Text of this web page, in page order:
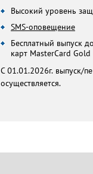
Высокий уровень
SMS-оповещение
Бесплатный выпуск
карт MasterCard Gold
С 01.01.2026г. выпуск/
осуществляется.